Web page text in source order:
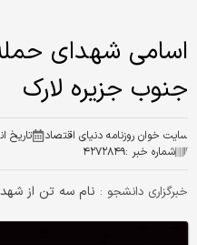
اسامی شهدای
جنوب جزیره لارک
سایت خوان روزنامه دنیای اقتصاد تاریخ
شماره خبر :۴۲۷۲۸۴۹
خبرگزاری دانشجو : نام سه تن از